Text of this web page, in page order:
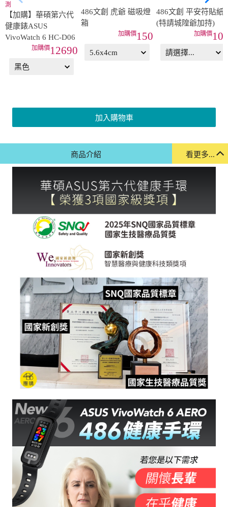
測
【加購】華碩第六代
健康錶ASUS
VivoWatch 6 HC-D06
12690
486文創 虎爺 磁吸燈
箱
150
486文創 平安符貼紙
(特請城隍爺加持)
加入購物車
看更多...
商品介紹